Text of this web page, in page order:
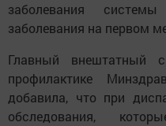
заболевания
заболевания на первом
Главный внештатный
профилактике
добавила, что при
обследования,